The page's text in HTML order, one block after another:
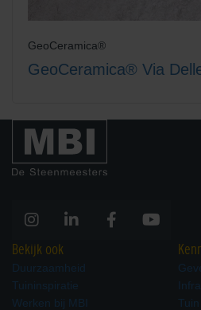
GeoCeramica®
GeoCeramica® Via
Bekijk ook
Duurzaamheid
Tuininspiratie
Werken bij MBI
Infra
Tuin